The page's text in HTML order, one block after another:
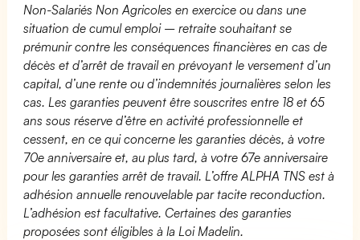
Non-Salariés Non Agricoles en exercice ou dans une
situation de cumul emploi – retraite souhaitant se
prémunir contre les conséquences financières en cas de
décès et d’arrêt de travail en prévoyant le versement d’un
capital, d’une rente ou d’indemnités journalières selon les
cas. Les garanties peuvent être souscrites entre 18 et 65
ans sous réserve d’être en activité professionnelle et
cessent, en ce qui concerne les garanties décès, à votre
70e anniversaire et, au plus tard, à votre 67e anniversaire
pour les garanties arrêt de travail. L’offre ALPHA TNS est à
adhésion annuelle renouvelable par tacite reconduction.
L’adhésion est facultative. Certaines des garanties
proposées sont éligibles à la Loi Madelin.